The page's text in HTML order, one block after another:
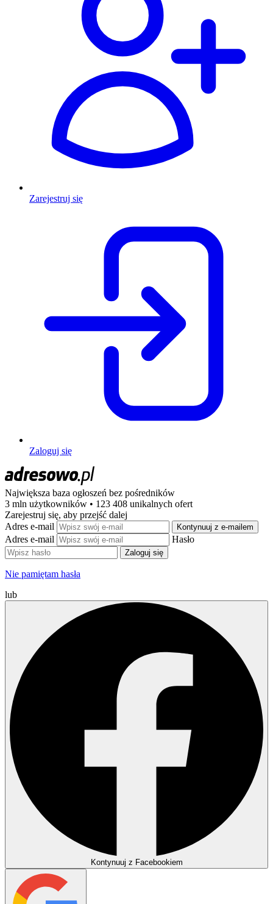
Zarejestruj się
Zaloguj się
Największa baza ogłoszeń bez pośredników
3 mln użytkowników • 123 408 unikalnych ofert
Zarejestruj się, aby przejść dalej
Adres e-mail
Kontynuuj z e-mailem
Adres e-mail Hasło
Zaloguj się
Nie pamiętam hasła
lub
Kontynuuj z Facebookiem